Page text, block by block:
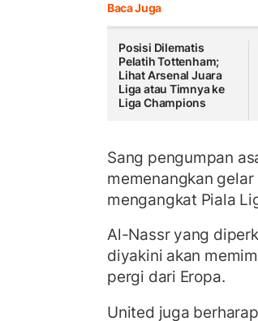
Baca Juga
Posisi Dilematis
Pelatih Tottenham;
Lihat Arsenal Juara
Liga atau Timnya ke
Liga Champions
Sang pengumpan
memenangkan
mengangkat Piala
Al-Nassr yang
diyakini akan
pergi dari Eropa.
United juga